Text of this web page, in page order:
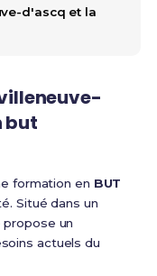
d'ascq et la
but
formation en BUT
Situé dans un
un
actuels du